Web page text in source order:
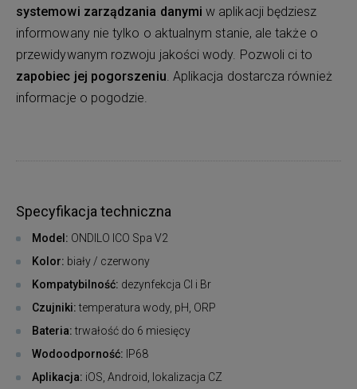
systemowi zarządzania danymi w aplikacji będziesz
informowany nie tylko o aktualnym stanie, ale także o
przewidywanym rozwoju jakości wody. Pozwoli ci to
zapobiec jej pogorszeniu . Aplikacja dostarcza również
informacje o pogodzie.
Specyfikacja techniczna
Model: ONDILO ICO Spa V2
Kolor: biały / czerwony
Kompatybilność: dezynfekcja Cl i Br
Czujniki:temperatura wody, pH, ORP
Bateria:trwałość do 6 miesięcy
Wodoodporność: IP68
Aplikacja: iOS, Android, lokalizacja CZ